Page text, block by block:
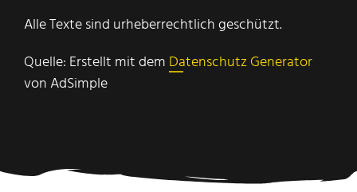
Alle Texte sind urheberrechtlich geschützt.
Quelle: Erstellt mit dem Datenschutz Generator
von AdSimple